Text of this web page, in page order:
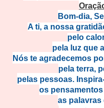
Bom-dia,
A ti, a nossa
pelo
pela luz que
Nós te agradecemos
pela terra,
pelas pessoas.
os
as palavras